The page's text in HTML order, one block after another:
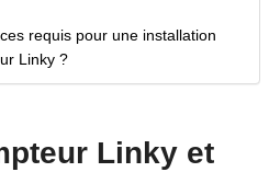
requis pour une installation
Linky ?
Linky et